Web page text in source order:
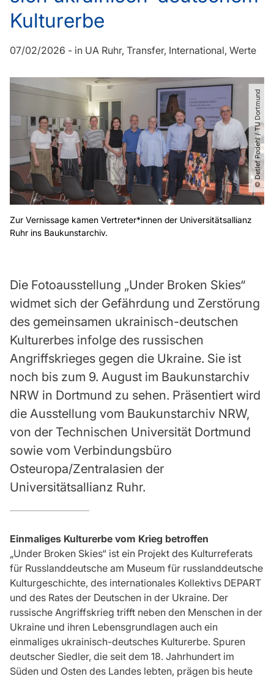
Kulturerbe
07/02/2026 - in UA Ruhr Transfer International Werte
© Detlef Podehl ​/​ TU Dortmund
Zur Vernissage kamen Vertreter*innen der Universitätsallianz
Ruhr ins Baukunstarchiv.
Die Fotoausstellung „Under Broken Skies“
widmet sich der Gefährdung und Zerstörung
des gemeinsamen ukrainisch-deutschen
Kulturerbes infolge des russischen
Angriffskrieges gegen die Ukraine. Sie ist
noch bis zum 9. August im Baukunstarchiv
NRW in Dortmund zu sehen. Präsentiert wird
die Ausstellung vom Baukunstarchiv NRW,
von der Technischen Universität Dortmund
sowie vom Verbindungsbüro
Osteuropa/Zentralasien der
Universitätsallianz Ruhr.
Einmaliges Kulturerbe vom Krieg betroffen
„Under Broken Skies“ ist ein Projekt des Kulturreferats
für Russlanddeutsche am Museum für russlanddeutsche
Kulturgeschichte, des internationales Kollektivs DEPART
und des Rates der Deutschen in der Ukraine. Der
russische Angriffskrieg trifft neben den Menschen in der
Ukraine und ihren Lebensgrundlagen auch ein
einmaliges ukrainisch-deutsches Kulturerbe. Spuren
deutscher Siedler, die seit dem 18. Jahrhundert im
Süden und Osten des Landes lebten, prägen bis heute